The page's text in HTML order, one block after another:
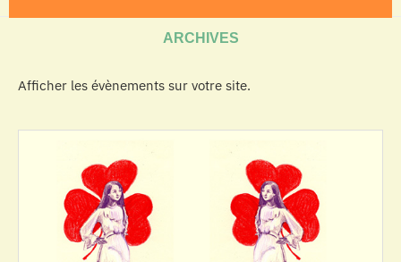
ARCHIVES
Afficher les évènements sur votre site.